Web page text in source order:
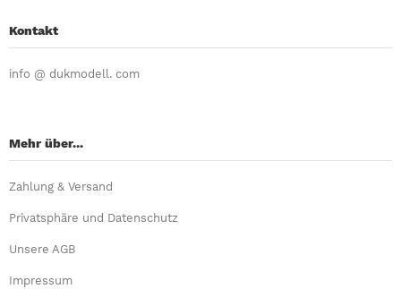
Kontakt
info @ dukmodell. com
Mehr über...
Zahlung & Versand
Privatsphäre und Datenschutz
Unsere AGB
Impressum